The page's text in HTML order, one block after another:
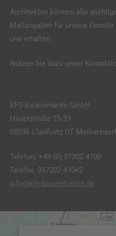
Architekten können alle
Maßangaben für unsere
uns erhalten.
Nutzen Sie dazu unser
KFS-Bauelemente GmbH
Hauptstraße 25-33
09236 Claußnitz OT Markersdorf
Telefon: +49 (0) 37202 4100
Telefax: 037202 41042
info@kfs-bauelemente.de